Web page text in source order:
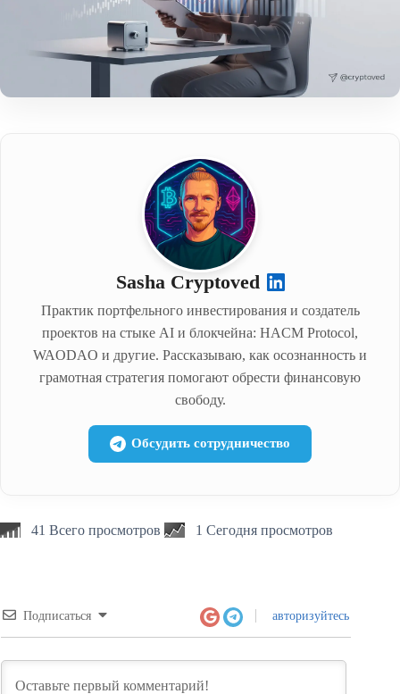
Sasha Cryptoved
Практик портфельного инвестирования и создатель
проектов на стыке AI и блокчейна: HACM Protocol,
WAODAO и другие. Рассказываю, как осознанность и
грамотная стратегия помогают обрести финансовую
свободу.
Обсудить сотрудничество
41 Всего просмотров 1 Сегодня просмотров
Подписаться авторизуйтесь